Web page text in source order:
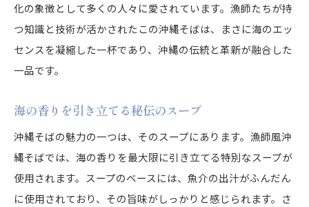
贅沢な海の幸が彩る沖縄そばの一皿
沖縄そばにおける海の幸の選び方
沖縄そばのスープで感じる海の情景
沖縄そばのスープに込められた海の風景
スープで味わう沖縄の海の物語
海の香りが広がる沖縄そばのスープの秘密
化の象徴として多くの人々に愛されています。漁師たちが持
つ知識と技術が活かされたこの沖縄そばは、まさに海のエッ
センスを凝縮した一杯であり、沖縄の伝統と革新が融合した
一品です。
海の香りを引き立てる秘伝のスープ
沖縄そばの魅力の一つは、そのスープにあります。漁師風沖
縄そばでは、海の香りを最大限に引き立てる特別なスープが
使用されます。スープのベースには、魚介の出汁がふんだん
に使用されており、その旨味がしっかりと感じられます。さ